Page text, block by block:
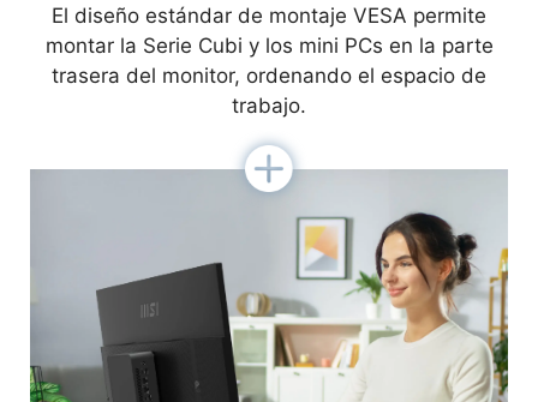
El diseño estándar de montaje VESA permite
montar la Serie Cubi y los mini PCs en la parte
trasera del monitor, ordenando el espacio de
trabajo.